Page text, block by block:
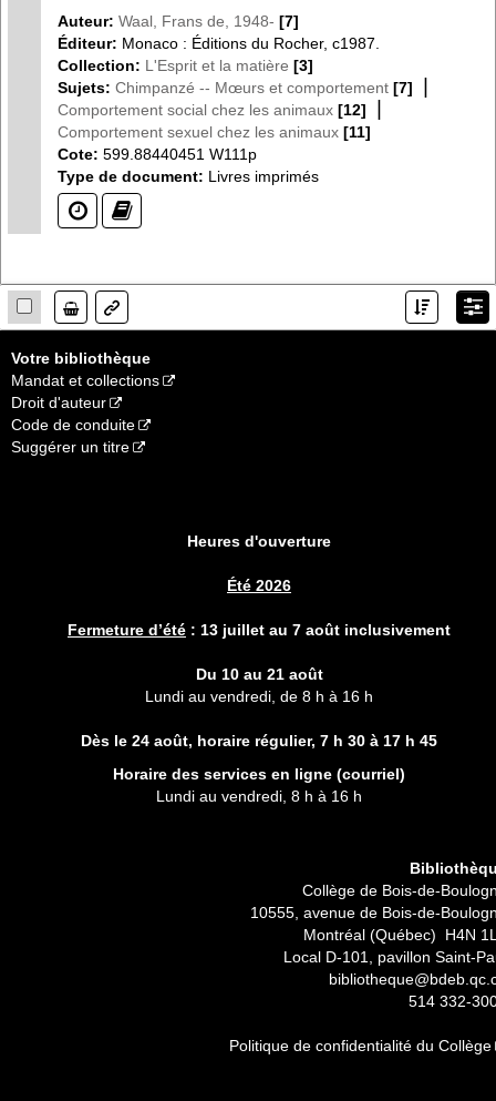
Auteur: Waal, Frans de, 1948- [7]
Éditeur: Monaco : Éditions du Rocher, c1987.
Collection: L'Esprit et la matière [3]
Sujets: Chimpanzé -- Mœurs et comportement [7]
Comportement social chez les animaux [12]
Comportement sexuel chez les animaux [11]
Cote: 599.88440451 W111p
Type de document: Livres imprimés
(?) (?)
Lien
Votre bibliothèque
Mandat et collections
Droit d'auteur
Code de conduite
Suggérer un titre
Heures d'ouverture
Été 2026
Fermeture d’été : 13 juillet au 7 août inclusivement
Du 10 au 21 août
Lundi au vendredi, de 8 h à 16 h
Dès le 24 août, horaire régulier, 7 h 30 à 17 h 45
Horaire des services en ligne (courriel)
Lundi au vendredi, 8 h à 16 h
Collège de Bois-de-
10555, avenue de Bois-de-
Montréal (Québec) H4N
Local D-101, pavillon Saint-
514 332-
Politique de confidentialité du Collège